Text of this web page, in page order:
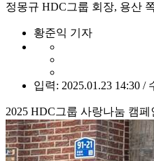
정몽규 HDC그룹 회장, 용산
황준익 기자
입력: 2025.01.23 14:30 /
2025 HDC그룹 사랑나눔 캠페